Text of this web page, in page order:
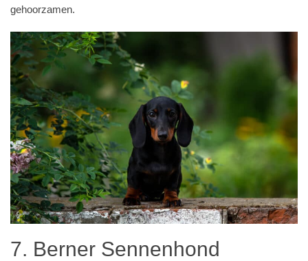
gehoorzamen.
7. Berner Sennenhond